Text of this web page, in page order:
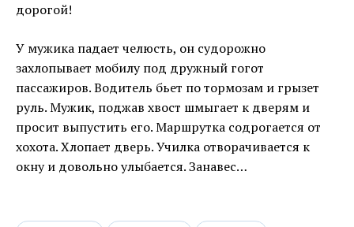
дорогой!
У мужика падает челюсть, он судорожно
захлопывает мобилу под дружный гогот
пассажиров. Водитель бьет по тормозам и грызет
руль. Мужик, поджав хвост шмыгает к дверям и
просит выпустить его. Маршрутка содрогается от
хохота. Хлопает дверь. Училка отворачивается к
окну и довольно улыбается. Занавес…